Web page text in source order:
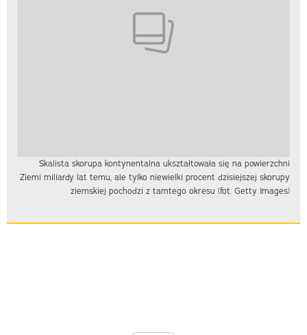
Skalista skorupa kontynentalna ukształtowała się na powierzchni
Ziemi miliardy lat temu, ale tylko niewielki procent dzisiejszej skorupy
ziemskiej pochodzi z tamtego okresu (fot. Getty Images)